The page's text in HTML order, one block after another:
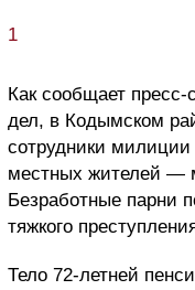
1
Как сообщает
дел, в Кодымском
сотрудники
местных жителей —
Безработные парни
тяжкого
Тело 72-летней